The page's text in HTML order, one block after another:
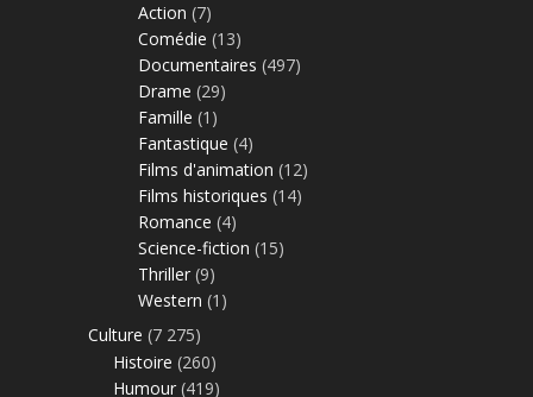
Action (7)
Comédie (13)
Documentaires (497)
Drame (29)
Famille (1)
Fantastique (4)
Films d'animation (12)
Films historiques (14)
Romance (4)
Science-fiction (15)
Thriller (9)
Western (1)
Culture (7 275)
Histoire (260)
Humour (419)